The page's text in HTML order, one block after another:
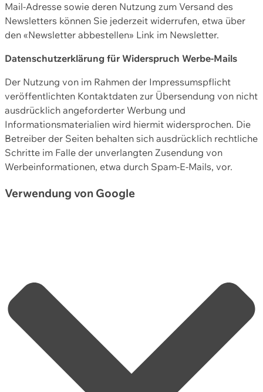
Mail-Adresse sowie deren Nutzung zum Versand des
Newsletters können Sie jederzeit widerrufen, etwa über
den «Newsletter abbestellen» Link im Newsletter.
Datenschutzerklärung für Widerspruch Werbe-Mails
Der Nutzung von im Rahmen der Impressumspflicht
veröffentlichten Kontaktdaten zur Übersendung von nicht
ausdrücklich angeforderter Werbung und
Informationsmaterialien wird hiermit widersprochen. Die
Betreiber der Seiten behalten sich ausdrücklich rechtliche
Schritte im Falle der unverlangten Zusendung von
Werbeinformationen, etwa durch Spam-E-Mails, vor.
Verwendung von Google